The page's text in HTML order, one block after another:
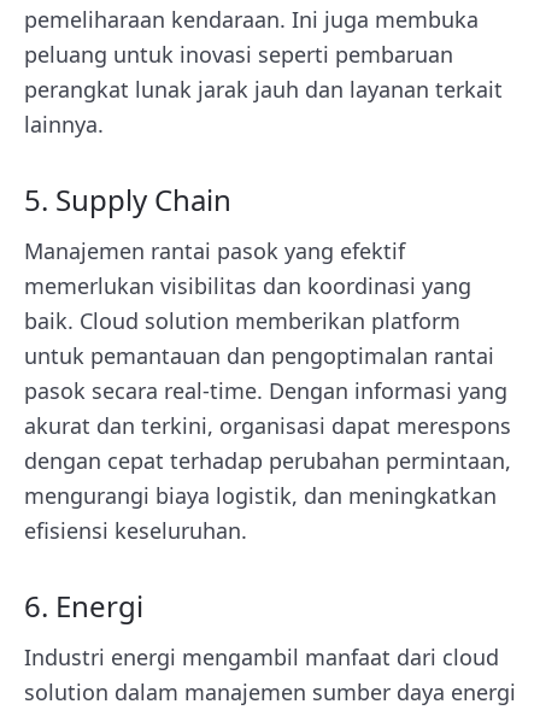
pemeliharaan kendaraan. Ini juga membuka
peluang untuk inovasi seperti pembaruan
perangkat lunak jarak jauh dan layanan terkait
lainnya.
5. Supply Chain
Manajemen rantai pasok yang efektif
memerlukan visibilitas dan koordinasi yang
baik. Cloud solution memberikan platform
untuk pemantauan dan pengoptimalan rantai
pasok secara real-time. Dengan informasi yang
akurat dan terkini, organisasi dapat merespons
dengan cepat terhadap perubahan permintaan,
mengurangi biaya logistik, dan meningkatkan
efisiensi keseluruhan.
6. Energi
Industri energi mengambil manfaat dari cloud
solution dalam manajemen sumber daya energi